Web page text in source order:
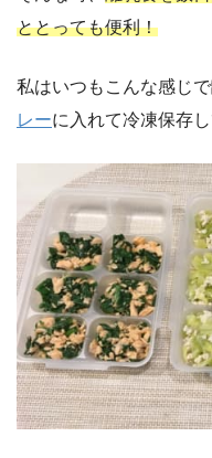
ととっても便利！
私はいつもこんな感じ
レーに入れて冷凍保存し